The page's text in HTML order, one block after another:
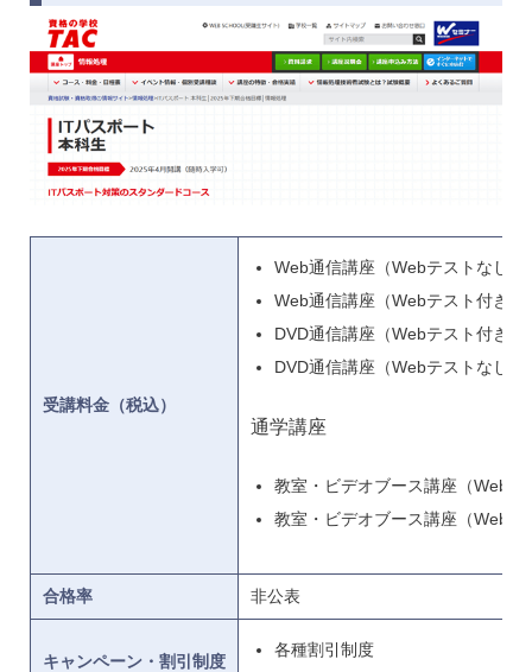
受講料金（税込）
Web通信講座（Webテストなし
Web通信講座（Webテスト付き
DVD通信講座（Webテスト付き
DVD通信講座（Webテストなし
通学講座
教室・ビデオブース講座（Web
教室・ビデオブース講座（Web
合格率 非公表
キャンペーン・割引制度
各種割引制度